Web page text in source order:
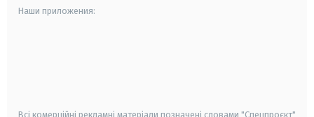
Наши приложения:
Всі комерційні рекламні матеріали позначені словами "Спецпроєкт"